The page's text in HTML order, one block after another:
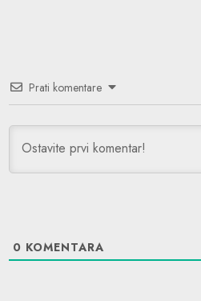
Prati komentare
0 KOMENTARA